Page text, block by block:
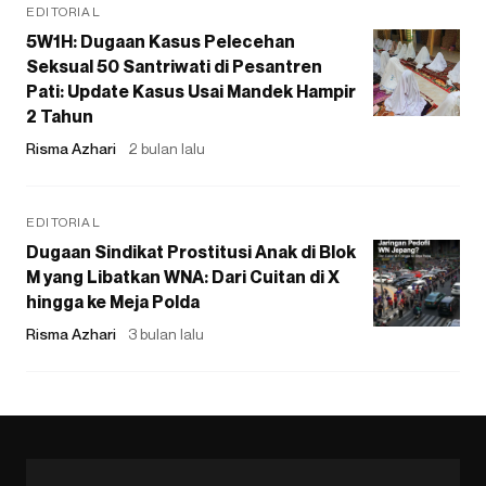
EDITORIAL
5W1H: Dugaan Kasus Pelecehan
Seksual 50 Santriwati di Pesantren
Pati: Update Kasus Usai Mandek Hampir
2 Tahun
Risma Azhari 2 bulan lalu
EDITORIAL
Dugaan Sindikat Prostitusi Anak di Blok
M yang Libatkan WNA: Dari Cuitan di X
hingga ke Meja Polda
Risma Azhari 3 bulan lalu